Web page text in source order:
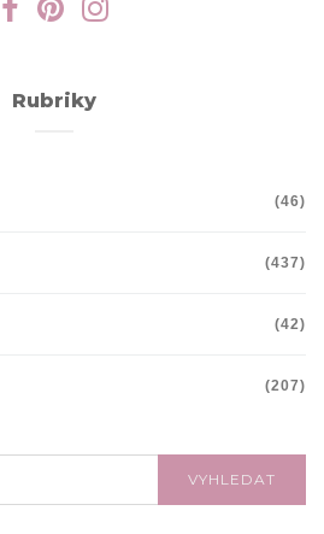
Rubriky
(46)
(437)
(42)
(207)
VYHLEDAT